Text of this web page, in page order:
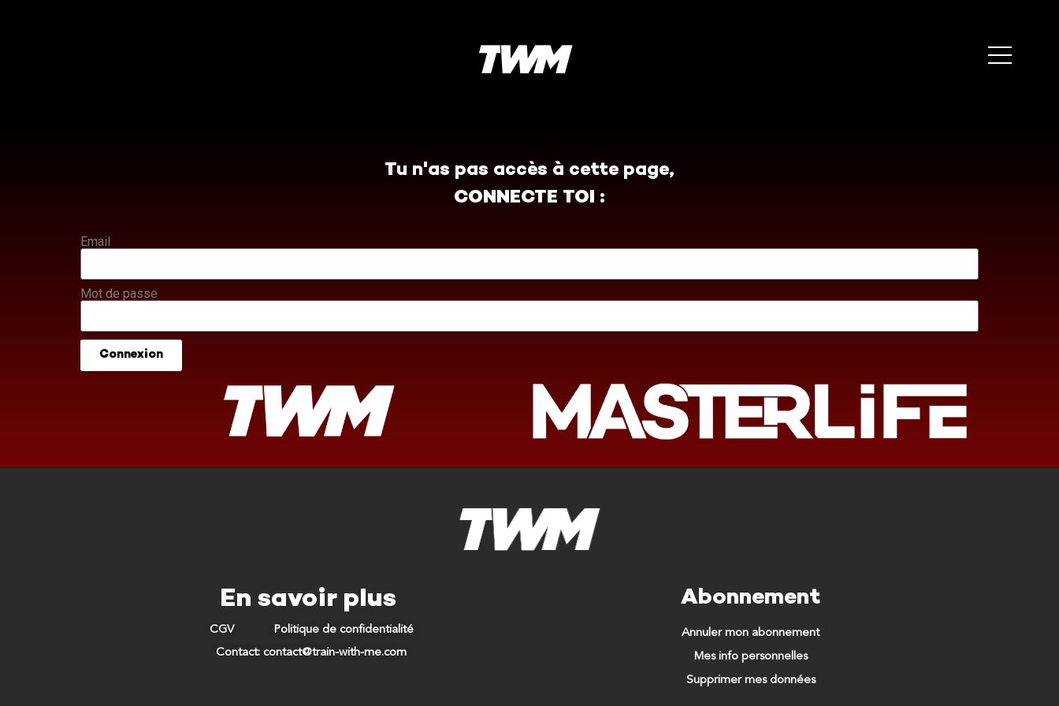
Tu n'as pas accès à cette page,
CONNECTE TOI :
Email
Mot de passe
Connexion
En savoir plus
CGV
Politique de confidentialité
Contact: contact@train-with-me.com
Abonnement
Annuler mon abonnement
Mes info personnelles
Supprimer mes données